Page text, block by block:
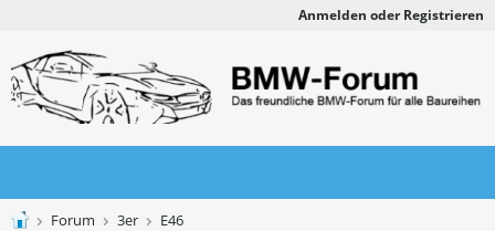
Anmelden oder Registrieren
Forum 3er
E46